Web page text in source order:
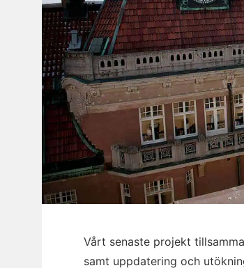
Vårt senaste projekt
samt uppdatering och